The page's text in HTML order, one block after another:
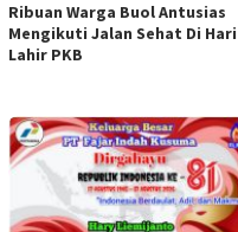
Ribuan Warga Buol Antusias
Mengikuti Jalan Sehat Di Hari
Lahir PKB